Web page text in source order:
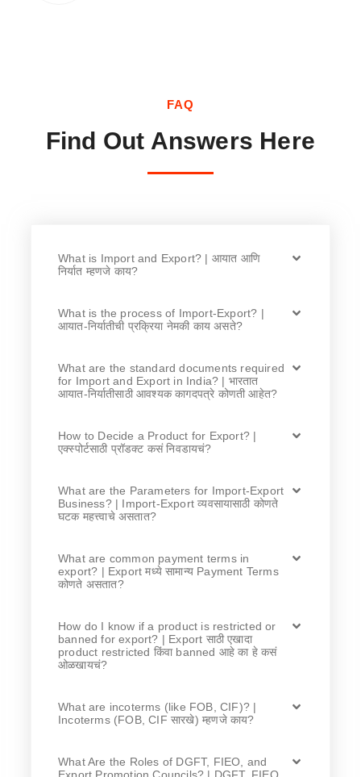
FAQ
Find Out Answers Here
What is Import and Export? | आयात आणि
निर्यात म्हणजे काय?
What is the process of Import-Export? |
आयात-निर्यातीची प्रक्रिया नेमकी काय असते?
What are the standard documents required
for Import and Export in India? | भारतात
आयात-निर्यातीसाठी आवश्यक कागदपत्रे कोणती आहेत?
How to Decide a Product for Export? |
एक्स्पोर्टसाठी प्रॉडक्ट कसं निवडायचं?
What are the Parameters for Import-Export
Business? | Import-Export व्यवसायासाठी कोणते
घटक महत्त्वाचे असतात?
What are common payment terms in
export? | Export मध्ये सामान्य Payment Terms
कोणते असतात?
How do I know if a product is restricted or
banned for export? | Export साठी एखादा
product restricted किंवा banned आहे का हे कसं
ओळखायचं?
What are incoterms (like FOB, CIF)? |
Incoterms (FOB, CIF सारखे) म्हणजे काय?
What Are the Roles of DGFT, FIEO, and